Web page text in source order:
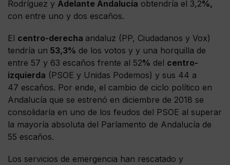
Rodríguez y Adelante Andalucía obtendría el 3,2%,
con entre uno y dos escaños.
El centro-derecha andaluz (PP, Ciudadanos y Vox)
tendría un 53,3% de los votos y y una horquilla de
entre 57 y 63 escaños frente al 52% del centro-
izquierda (PSOE y Unidas Podemos) y sus 44 a
47 escaños. Por ende, el cambio de ciclo político en
Andalucía que se estrenó en diciembre de 2018 se
consolidaría en uno de los feudos del PSOE al superar
la mayoría absoluta del Parlamento de Andalucía de
55 escaños.
Los servicios de emergencia han rescatado y